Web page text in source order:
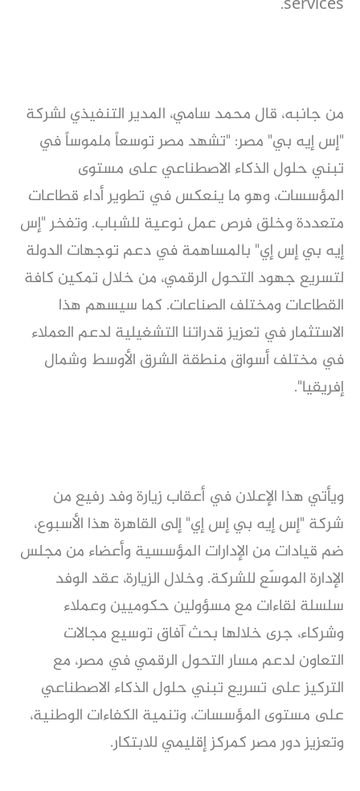
services.
من جانبه، قال محمد سامي، المدير التنفيذي لشركة
"إس إيه بي" مصر: "تشهد مصر توسعاً ملموساً في
تبني حلول الذكاء الاصطناعي على مستوى
المؤسسات، وهو ما ينعكس في تطوير أداء قطاعات
متعددة وخلق فرص عمل نوعية للشباب. وتفخر "إس
إيه بي إس إي" بالمساهمة في دعم توجهات الدولة
لتسريع جهود التحول الرقمي، من خلال تمكين كافة
القطاعات ومختلف الصناعات. كما سيسهم هذا
الاستثمار في تعزيز قدراتنا التشغيلية لدعم العملاء
في مختلف أسواق منطقة الشرق الأوسط وشمال
إفريقيا".
ويأتي هذا الإعلان في أعقاب زيارة وفد رفيع من
شركة "إس إيه بي إس إي" إلى القاهرة هذا الأسبوع،
ضم قيادات من الإدارات المؤسسية وأعضاء من مجلس
الإدارة الموسّع للشركة. وخلال الزيارة، عقد الوفد
سلسلة لقاءات مع مسؤولين حكوميين وعملاء
وشركاء، جرى خلالها بحث آفاق توسيع مجالات
التعاون لدعم مسار التحول الرقمي في مصر، مع
التركيز على تسريع تبني حلول الذكاء الاصطناعي
على مستوى المؤسسات، وتنمية الكفاءات الوطنية،
وتعزيز دور مصر كمركز إقليمي للابتكار.